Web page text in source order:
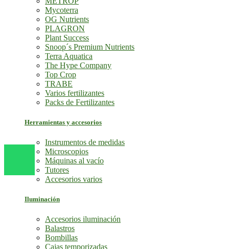
Mycoterra
OG Nutrients
PLAGRON
Plant Success
Snoop´s Premium Nutrients
Terra Aquatica
The Hype Company
Top Crop
TRABE
Varios fertilizantes
Packs de Fertilizantes
Herramientas y accesorios
Instrumentos de medidas
Microscopios
Máquinas al vacío
Tutores
Accesorios varios
Iluminación
Accesorios iluminación
Balastros
Bombillas
Cajas temporizadas